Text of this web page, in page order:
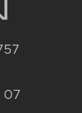
07